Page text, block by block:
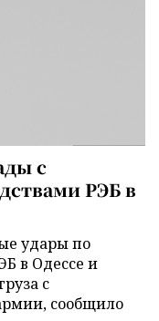
с
РЭБ в
удары по
в Одессе и
с
сообщило